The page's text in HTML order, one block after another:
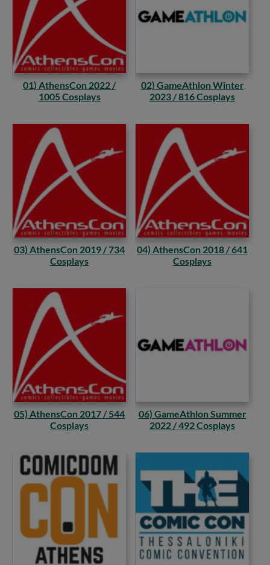
01) AthensCon 2022 /
1005 Cosplays
02) GameAthlon Winter
2023 / 816 Cosplays
03) AthensCon 2019 / 734
Cosplays
04) AthensCon 2018 / 641
Cosplays
05) AthensCon 2017 / 544
Cosplays
06) GameAthlon Summer
2022 / 492 Cosplays